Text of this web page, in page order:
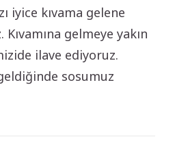
iyice kıvama gelene
gelmeye yakın
ilave ediyoruz.
sosumuz